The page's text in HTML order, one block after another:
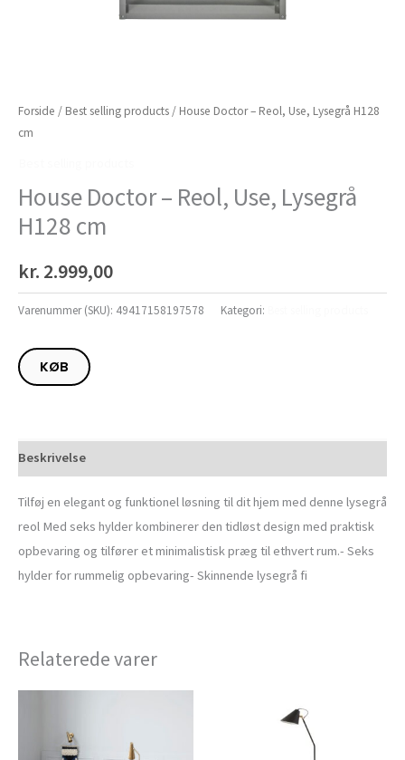
Forside / Best selling products / House Doctor – Reol, Use, Lysegrå H128
cm
House Doctor – Reol, Use, Lysegrå
H128 cm
kr. 2.999,00
Varenummer (SKU): 49417158197578 Kategori:
KØB
Beskrivelse
Tilføj en elegant og funktionel løsning til dit hjem med denne lysegrå
reol Med seks hylder kombinerer den tidløst design med praktisk
opbevaring og tilfører et minimalistisk præg til ethvert rum.- Seks
hylder for rummelig opbevaring- Skinnende lysegrå fi
Relaterede varer